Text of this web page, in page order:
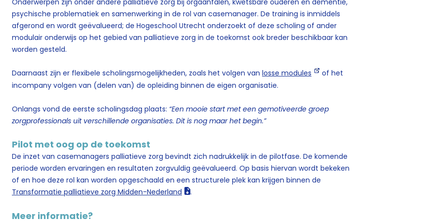
Onderwerpen zijn onder andere palliatieve zorg bij orgaanfalen, kwetsbare ouderen en dementie,
psychische problematiek en samenwerking in de rol van casemanager. De training is inmiddels
afgerond en wordt geëvalueerd; de Hogeschool Utrecht onderzoekt of deze scholing of ander
modulair onderwijs op het gebied van palliatieve zorg in de toekomst ook breder beschikbaar kan
worden gesteld.
Daarnaast zijn er flexibele scholingsmogelijkheden, zoals het volgen van losse modules
of het
incompany volgen van (delen van) de opleiding binnen de eigen organisatie.
Onlangs vond de eerste scholingsdag plaats: “Een mooie start met een gemotiveerde groep
zorgprofessionals uit verschillende organisaties. Dit is nog maar het begin.”
Pilot met oog op de toekomst
De inzet van casemanagers palliatieve zorg bevindt zich nadrukkelijk in de pilotfase. De komende
periode worden ervaringen en resultaten zorgvuldig geëvalueerd. Op basis hiervan wordt bekeken
of en hoe deze rol kan worden opgeschaald en een structurele plek kan krijgen binnen de
Transformatie palliatieve zorg Midden-Nederland
.
Meer informatie?